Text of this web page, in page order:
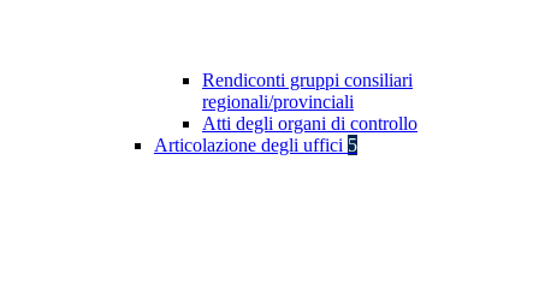
Rendiconti gruppi consiliari
regionali/provinciali
Atti degli organi di controllo
Articolazione degli uffici 5